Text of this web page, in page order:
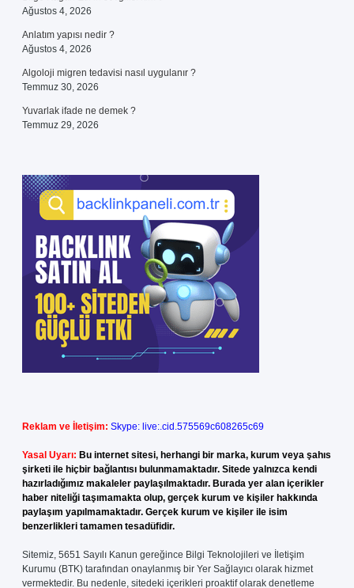
Ağustos 4, 2026
Anlatım yapısı nedir ?
Ağustos 4, 2026
Algoloji migren tedavisi nasıl uygulanır ?
Temmuz 30, 2026
Yuvarlak ifade ne demek ?
Temmuz 29, 2026
Reklam ve İletişim: Skype: live:.cid.575569c608265c69
Yasal Uyarı: Bu internet sitesi, herhangi bir marka, kurum veya şahıs
şirketi ile hiçbir bağlantısı bulunmamaktadır. Sitede yalnızca kendi
hazırladığımız makaleler paylaşılmaktadır. Burada yer alan içerikler
haber niteliği taşımamakta olup, gerçek kurum ve kişiler hakkında
paylaşım yapılmamaktadır. Gerçek kurum ve kişiler ile isim
benzerlikleri tamamen tesadüfidir.
Sitemiz, 5651 Sayılı Kanun gereğince Bilgi Teknolojileri ve İletişim
Kurumu (BTK) tarafından onaylanmış bir Yer Sağlayıcı olarak hizmet
vermektedir. Bu nedenle, sitedeki içerikleri proaktif olarak denetleme